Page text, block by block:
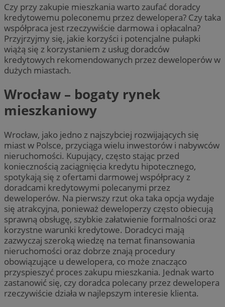
Czy przy zakupie mieszkania warto zaufać doradcy
kredytowemu poleconemu przez dewelopera? Czy taka
współpraca jest rzeczywiście darmowa i opłacalna?
Przyjrzyjmy się, jakie korzyści i potencjalne pułapki
wiążą się z korzystaniem z usług doradców
kredytowych rekomendowanych przez deweloperów w
dużych miastach.
Wrocław – bogaty rynek
mieszkaniowy
Wrocław, jako jedno z najszybciej rozwijających się
miast w Polsce, przyciąga wielu inwestorów i nabywców
nieruchomości. Kupujący, często stając przed
koniecznością zaciągnięcia kredytu hipotecznego,
spotykają się z ofertami darmowej współpracy z
doradcami kredytowymi polecanymi przez
deweloperów. Na pierwszy rzut oka taka opcja wydaje
się atrakcyjna, ponieważ deweloperzy często obiecują
sprawną obsługę, szybkie załatwienie formalności oraz
korzystne warunki kredytowe. Doradcyci mają
zazwyczaj szeroką wiedzę na temat finansowania
nieruchomości oraz dobrze znają procedury
obowiązujące u dewelopera, co może znacząco
przyspieszyć proces zakupu mieszkania. Jednak warto
zastanowić się, czy doradca polecany przez dewelopera
rzeczywiście działa w najlepszym interesie klienta.